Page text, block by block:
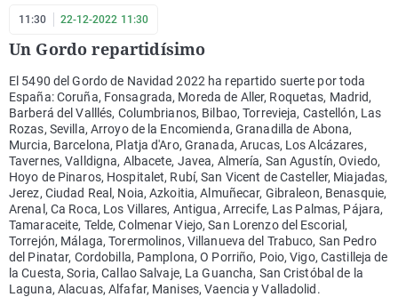
11:30 22-12-2022 11:30
Un Gordo repartidísimo
El 5490 del Gordo de Navidad 2022 ha repartido suerte por toda
España: Coruña, Fonsagrada, Moreda de Aller, Roquetas, Madrid,
Barberá del Valllés, Columbrianos, Bilbao, Torrevieja, Castellón, Las
Rozas, Sevilla, Arroyo de la Encomienda, Granadilla de Abona,
Murcia, Barcelona, Platja d'Aro, Granada, Arucas, Los Alcázares,
Tavernes, Valldigna, Albacete, Javea, Almería, San Agustín, Oviedo,
Hoyo de Pinaros, Hospitalet, Rubí, San Vicent de Casteller, Miajadas,
Jerez, Ciudad Real, Noia, Azkoitia, Almuñecar, Gibraleon, Benasquie,
Arenal, Ca Roca, Los Villares, Antigua, Arrecife, Las Palmas, Pájara,
Tamaraceite, Telde, Colmenar Viejo, San Lorenzo del Escorial,
Torrejón, Málaga, Torermolinos, Villanueva del Trabuco, San Pedro
del Pinatar, Cordobilla, Pamplona, O Porriño, Poio, Vigo, Castilleja de
la Cuesta, Soria, Callao Salvaje, La Guancha, San Cristóbal de la
Laguna, Alacuas, Alfafar, Manises, Vaencia y Valladolid.